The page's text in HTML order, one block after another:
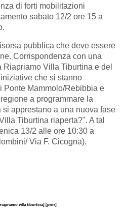
di forti mobilitazioni
sabato 12/2 ore 15 a
pubblica che deve essere
Corrispondenza con una
Villa Tiburtina e del
che si stanno
Ponte Mammolo/Rebibbia e
a programmare la
apprestano a una nuova fase
Tiburtina riaperta?". A tal
13/2 alle ore 10:30 a
Via F. Cicogna).
villa tiburtina] [pnrr]